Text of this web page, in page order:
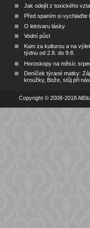
Jak odejít z toxického
Před spaním si vychlaďte
O lektvaru lásky
Vodní půst
Kam za kulturou a na
týdnu od 2.8. do 9.8.
Horoskopy na měsíc
Deníček týrané matky:
kroužky, Bože, stůj při nás
Copyright © 2008-2018